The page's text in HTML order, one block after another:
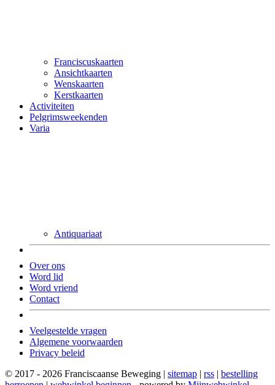
Franciscuskaarten
Ansichtkaarten
Wenskaarten
Kerstkaarten
Activiteiten
Pelgrimsweekenden
Varia
Antiquariaat
Over ons
Word lid
Word vriend
Contact
Veelgestelde vragen
Algemene voorwaarden
Privacy beleid
© 2017 - 2026 Franciscaanse Beweging | sitemap | rss | bestelling